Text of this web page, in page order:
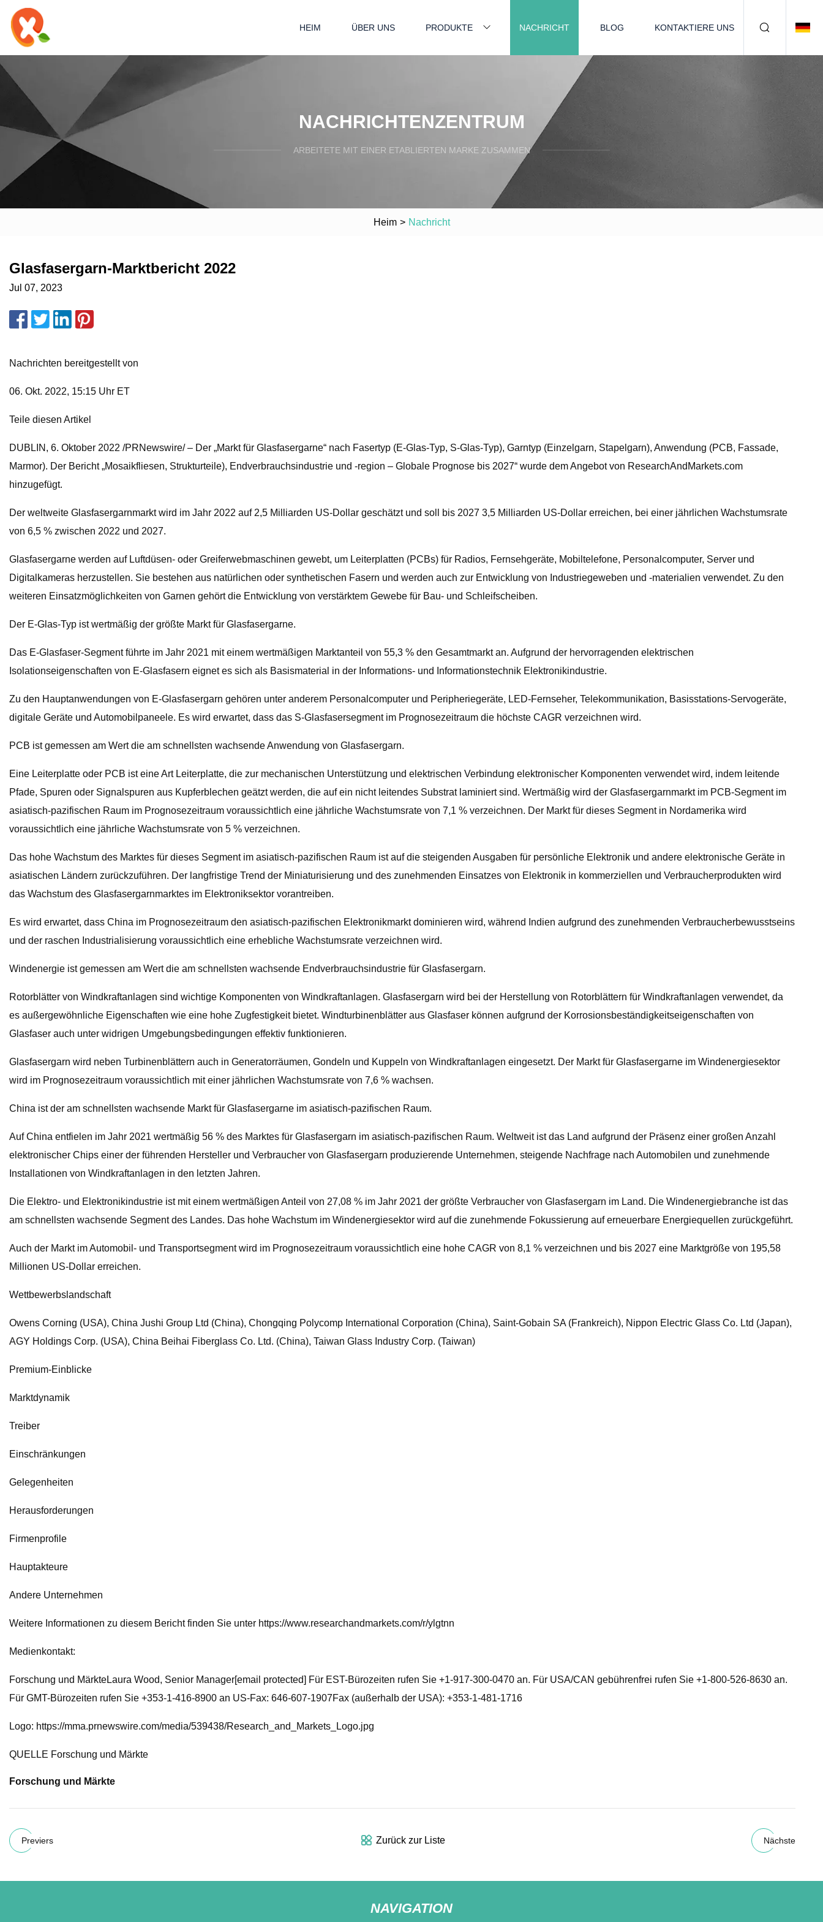
HEIM ÜBER UNS PRODUKTE NACHRICHT BLOG KONTAKTIERE UNS
NACHRICHTENZENTRUM
ARBEITETE MIT EINER ETABLIERTEN MARKE ZUSAMMEN
Heim > Nachricht
Glasfasergarn-Marktbericht 2022
Jul 07, 2023
Nachrichten bereitgestellt von
06. Okt. 2022, 15:15 Uhr ET
Teile diesen Artikel
DUBLIN, 6. Oktober 2022 /PRNewswire/ – Der „Markt für Glasfasergarne“ nach Fasertyp (E-Glas-Typ, S-Glas-Typ), Garntyp (Einzelgarn, Stapelgarn), Anwendung (PCB, Fassade,
Marmor). Der Bericht „Mosaikfliesen, Strukturteile), Endverbrauchsindustrie und -region – Globale Prognose bis 2027“ wurde dem Angebot von ResearchAndMarkets.com
hinzugefügt.
Der weltweite Glasfasergarnmarkt wird im Jahr 2022 auf 2,5 Milliarden US-Dollar geschätzt und soll bis 2027 3,5 Milliarden US-Dollar erreichen, bei einer jährlichen Wachstumsrate
von 6,5 % zwischen 2022 und 2027.
Glasfasergarne werden auf Luftdüsen- oder Greiferwebmaschinen gewebt, um Leiterplatten (PCBs) für Radios, Fernsehgeräte, Mobiltelefone, Personalcomputer, Server und
Digitalkameras herzustellen. Sie bestehen aus natürlichen oder synthetischen Fasern und werden auch zur Entwicklung von Industriegeweben und -materialien verwendet. Zu den
weiteren Einsatzmöglichkeiten von Garnen gehört die Entwicklung von verstärktem Gewebe für Bau- und Schleifscheiben.
Der E-Glas-Typ ist wertmäßig der größte Markt für Glasfasergarne.
Das E-Glasfaser-Segment führte im Jahr 2021 mit einem wertmäßigen Marktanteil von 55,3 % den Gesamtmarkt an. Aufgrund der hervorragenden elektrischen
Isolationseigenschaften von E-Glasfasern eignet es sich als Basismaterial in der Informations- und Informationstechnik Elektronikindustrie.
Zu den Hauptanwendungen von E-Glasfasergarn gehören unter anderem Personalcomputer und Peripheriegeräte, LED-Fernseher, Telekommunikation, Basisstations-Servogeräte,
digitale Geräte und Automobilpaneele. Es wird erwartet, dass das S-Glasfasersegment im Prognosezeitraum die höchste CAGR verzeichnen wird.
PCB ist gemessen am Wert die am schnellsten wachsende Anwendung von Glasfasergarn.
Eine Leiterplatte oder PCB ist eine Art Leiterplatte, die zur mechanischen Unterstützung und elektrischen Verbindung elektronischer Komponenten verwendet wird, indem leitende
Pfade, Spuren oder Signalspuren aus Kupferblechen geätzt werden, die auf ein nicht leitendes Substrat laminiert sind. Wertmäßig wird der Glasfasergarnmarkt im PCB-Segment im
asiatisch-pazifischen Raum im Prognosezeitraum voraussichtlich eine jährliche Wachstumsrate von 7,1 % verzeichnen. Der Markt für dieses Segment in Nordamerika wird
voraussichtlich eine jährliche Wachstumsrate von 5 % verzeichnen.
Das hohe Wachstum des Marktes für dieses Segment im asiatisch-pazifischen Raum ist auf die steigenden Ausgaben für persönliche Elektronik und andere elektronische Geräte in
asiatischen Ländern zurückzuführen. Der langfristige Trend der Miniaturisierung und des zunehmenden Einsatzes von Elektronik in kommerziellen und Verbraucherprodukten wird
das Wachstum des Glasfasergarnmarktes im Elektroniksektor vorantreiben.
Es wird erwartet, dass China im Prognosezeitraum den asiatisch-pazifischen Elektronikmarkt dominieren wird, während Indien aufgrund des zunehmenden Verbraucherbewusstseins
und der raschen Industrialisierung voraussichtlich eine erhebliche Wachstumsrate verzeichnen wird.
Windenergie ist gemessen am Wert die am schnellsten wachsende Endverbrauchsindustrie für Glasfasergarn.
Rotorblätter von Windkraftanlagen sind wichtige Komponenten von Windkraftanlagen. Glasfasergarn wird bei der Herstellung von Rotorblättern für Windkraftanlagen verwendet, da
es außergewöhnliche Eigenschaften wie eine hohe Zugfestigkeit bietet. Windturbinenblätter aus Glasfaser können aufgrund der Korrosionsbeständigkeitseigenschaften von
Glasfaser auch unter widrigen Umgebungsbedingungen effektiv funktionieren.
Glasfasergarn wird neben Turbinenblättern auch in Generatorräumen, Gondeln und Kuppeln von Windkraftanlagen eingesetzt. Der Markt für Glasfasergarne im Windenergiesektor
wird im Prognosezeitraum voraussichtlich mit einer jährlichen Wachstumsrate von 7,6 % wachsen.
China ist der am schnellsten wachsende Markt für Glasfasergarne im asiatisch-pazifischen Raum.
Auf China entfielen im Jahr 2021 wertmäßig 56 % des Marktes für Glasfasergarn im asiatisch-pazifischen Raum. Weltweit ist das Land aufgrund der Präsenz einer großen Anzahl
elektronischer Chips einer der führenden Hersteller und Verbraucher von Glasfasergarn produzierende Unternehmen, steigende Nachfrage nach Automobilen und zunehmende
Installationen von Windkraftanlagen in den letzten Jahren.
Die Elektro- und Elektronikindustrie ist mit einem wertmäßigen Anteil von 27,08 % im Jahr 2021 der größte Verbraucher von Glasfasergarn im Land. Die Windenergiebranche ist das
am schnellsten wachsende Segment des Landes. Das hohe Wachstum im Windenergiesektor wird auf die zunehmende Fokussierung auf erneuerbare Energiequellen zurückgeführt.
Auch der Markt im Automobil- und Transportsegment wird im Prognosezeitraum voraussichtlich eine hohe CAGR von 8,1 % verzeichnen und bis 2027 eine Marktgröße von 195,58
Millionen US-Dollar erreichen.
Wettbewerbslandschaft
Owens Corning (USA), China Jushi Group Ltd (China), Chongqing Polycomp International Corporation (China), Saint-Gobain SA (Frankreich), Nippon Electric Glass Co. Ltd (Japan),
AGY Holdings Corp. (USA), China Beihai Fiberglass Co. Ltd. (China), Taiwan Glass Industry Corp. (Taiwan)
Premium-Einblicke
Marktdynamik
Treiber
Einschränkungen
Gelegenheiten
Herausforderungen
Firmenprofile
Hauptakteure
Andere Unternehmen
Weitere Informationen zu diesem Bericht finden Sie unter https://www.researchandmarkets.com/r/ylgtnn
Medienkontakt:
Forschung und MärkteLaura Wood, Senior Manager[email protected] Für EST-Bürozeiten rufen Sie +1-917-300-0470 an. Für USA/CAN gebührenfrei rufen Sie +1-800-526-8630 an.
Für GMT-Bürozeiten rufen Sie +353-1-416-8900 an US-Fax: 646-607-1907Fax (außerhalb der USA): +353-1-481-1716
Logo: https://mma.prnewswire.com/media/539438/Research_and_Markets_Logo.jpg
QUELLE Forschung und Märkte
Forschung und Märkte
Previers Zurück zur Liste Nächste
NAVIGATION